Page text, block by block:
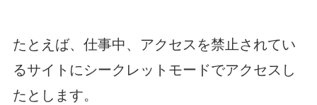
たとえば、仕事中、アクセスを禁止されてい
るサイトにシークレットモードでアクセスし
たとします。